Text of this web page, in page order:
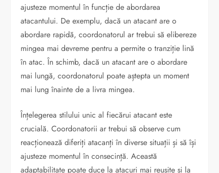
ajusteze momentul în funcție de abordarea
atacantului. De exemplu, dacă un atacant are o
abordare rapidă, coordonatorul ar trebui să elibereze
mingea mai devreme pentru a permite o tranziție lină
în atac. În schimb, dacă un atacant are o abordare
mai lungă, coordonatorul poate aștepta un moment
mai lung înainte de a livra mingea.
Înțelegerea stilului unic al fiecărui atacant este
crucială. Coordonatorii ar trebui să observe cum
reacționează diferiți atacanți în diverse situații și să își
ajusteze momentul în consecință. Această
adaptabilitate poate duce la atacuri mai reușite și la